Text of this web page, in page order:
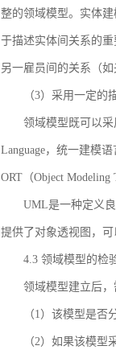
整的领域模型。实体
于描述实体间关系的
另一雇员间的关系（
（3）采用一定
领域模型既可以
Language，统一建模
ORT（Object
UML是一种定义
提供了对象透视图，
4.3 领域模型的检
领域模型建立后
（1）该模型是
（2）如果该模